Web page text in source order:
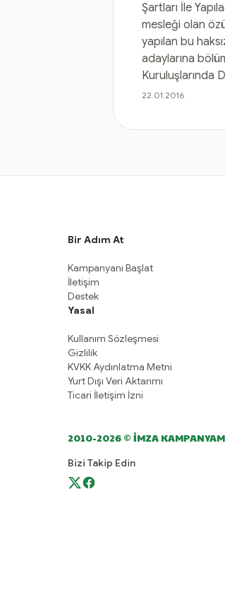
Şartları İle
mesleği olan
yapılan bu
adaylarına
Kuruluşlarında
22.01.2016
Bir Adım At
Kampanyanı Başlat
İletişim
Destek
Yasal
Kullanım Sözleşmesi
Gizlilik
KVKK Aydınlatma Metni
Yurt Dışı Veri Aktarımı
Ticari İletişim İzni
2010-2026 © İMZA KAMPANYAM
Bizi Takip Edin